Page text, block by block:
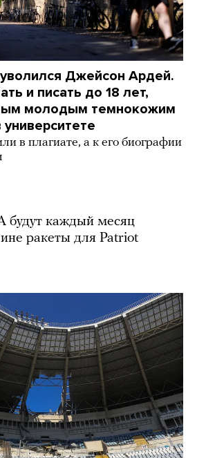
Джейсон Ардей.
и писать до 18 лет,
молодым темнокожим
в плагиате, а к его биографии
каждый месяц
ракеты для Patriot